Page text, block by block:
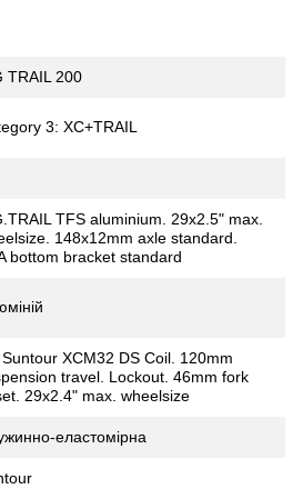
TRAIL 200
3: XC+TRAIL
TFS aluminium. 29x2.5" max.
148x12mm axle standard.
bottom bracket standard
XCM32 DS Coil. 120mm
travel. Lockout. 46mm fork
29x2.4" max. wheelsize
еластомірна